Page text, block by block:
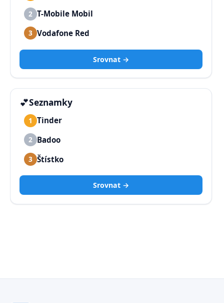
2 T-Mobile Mobil
3 Vodafone Red
Srovnat →
💕Seznamky
1 Tinder
2 Badoo
3 Štístko
Srovnat →